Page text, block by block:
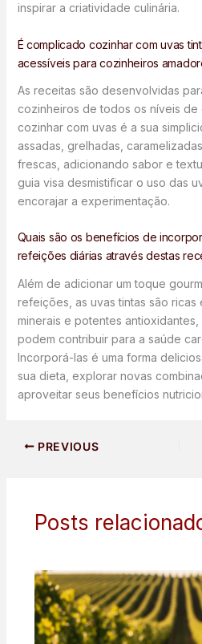
inspirar a criatividade culinária.
É complicado cozinhar com uvas
acessíveis para cozinheiros
As receitas são desenvolvidas
cozinheiros de todos os níveis
cozinhar com uvas é a sua
assadas, grelhadas,
frescas, adicionando sabor e
guia visa desmistificar o uso das
encorajar a experimentação.
Quais são os benefícios de
refeições diárias através destas
Além de adicionar um toque
refeições, as uvas tintas são ricas
minerais e potentes
podem contribuir para a saúde
Incorporá-las é uma forma
sua dieta, explorar novas
aproveitar seus benefícios
PREVIOUS
Posts